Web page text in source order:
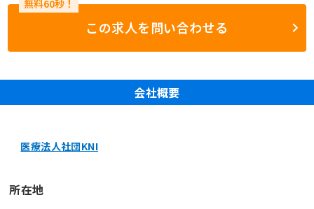
この求人を問い合わせる
会社概要
医療法人社団KNI
所在地